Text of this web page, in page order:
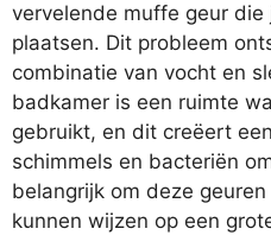
vervelende muffe geur
plaatsen. Dit probleem
combinatie van vocht en
badkamer is een ruimte
gebruikt, en dit creëert
schimmels en bacteriën
belangrijk om deze
kunnen wijzen op een